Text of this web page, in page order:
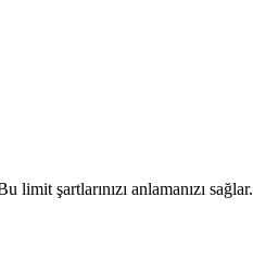
şartlarınızı anlamanızı sağlar.